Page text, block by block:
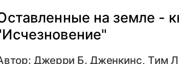
на земле -
Джерри Б. Дженкинс, Тим